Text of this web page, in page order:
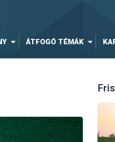
ÁTFOGÓ TÉMÁK